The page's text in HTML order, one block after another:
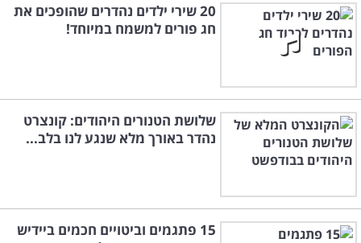
20 שירי ילדים נהדרים שהופכים את
חג פורים למשמח במיוחד!
שלושת הטנורים היהודים: קונצרט
נהדר באורך מלא שנגע לנו בלב...
15 פתגמים וביטויים חכמים ביידיש